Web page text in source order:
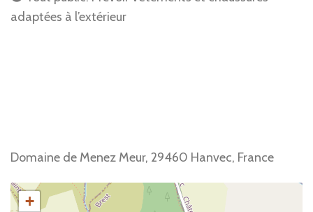
adaptées à l’extérieur
Domaine de Menez Meur, 29460 Hanvec, France
+